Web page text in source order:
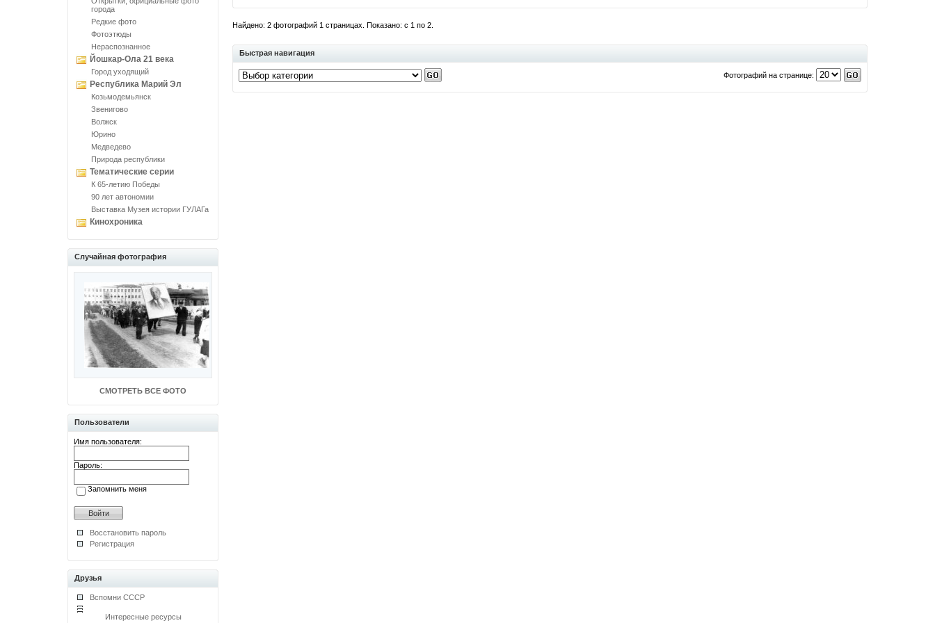
города
Редкие фото
Фотоэтюды
Нераспознанное
Йошкар-Ола 21 века
Город уходящий
Республика Марий Эл
Козьмодемьянск
Звенигово
Волжск
Юрино
Медведево
Природа республики
Тематические серии
К 65-летию Победы
90 лет автономии
Выставка Музея истории ГУЛАГа
Кинохроника
Случайная фотография
СМОТРЕТЬ ВСЕ ФОТО
Пользователи
Имя пользователя:
Пароль:
Запомнить меня
Восстановить пароль
Регистрация
Друзья
Вспомни СССР
Интересные ресурсы
Найдено: 2 фотографий 1 страницах. Показано: с 1 по 2.
Быстрая навигация
Фотографий на странице: